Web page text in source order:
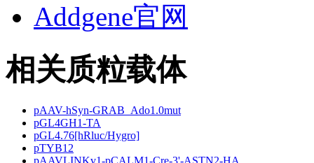
Addgene官网
相关质粒载体
pAAV-hSyn-GRAB_Ado1.0mut
pGL4GH1-TA
pGL4.76[hRluc/Hygro]
pTYB12
pAAVLINKv1-pCALM1-Cre-3'-ASTN2-HA